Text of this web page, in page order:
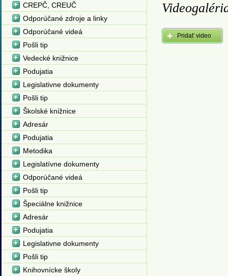
Pridať video
CREPČ, CREUČ
Odporúčané zdroje a linky
Odporúčané videá
Pošli tip
Vedecké knižnice
Podujatia
Legislativne dokumenty
Pošli tip
Školské knižnice
Adresár
Podujatia
Metodika
Legislatívne dokumenty
Odporúčané videá
Pošli tip
Špeciálne knižnice
Adresár
Podujatia
Legislativne dokumenty
Pošli tip
Knihovnícke školy